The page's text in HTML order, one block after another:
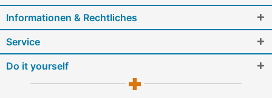
Informationen & Rechtliches
Service
Do it yourself